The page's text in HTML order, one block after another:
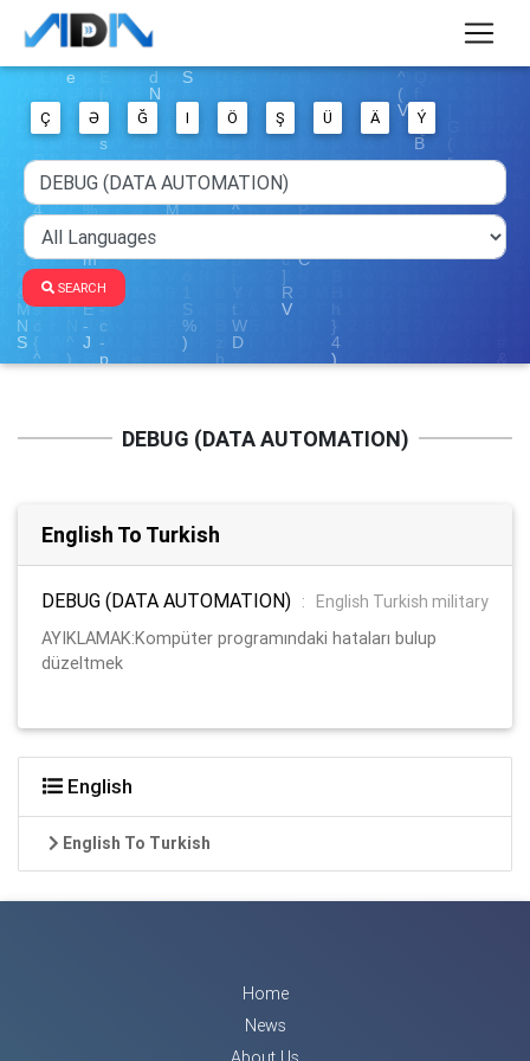
Ç Ə Ğ I Ö Ş Ü Ä Ý
SEARCH
DEBUG (DATA AUTOMATION)
English To Turkish
DEBUG (DATA AUTOMATION) :
English Turkish military
AYIKLAMAK:Kompüter programındaki hataları bulup
düzeltmek
English
English To Turkish
Home
News